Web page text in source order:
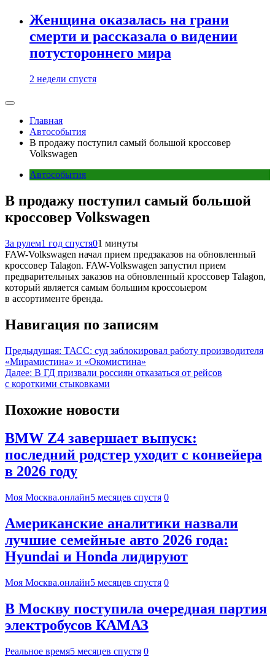
Женщина оказалась на грани
смерти и рассказала о видении
потустороннего мира
2 недели спустя
Главная
Автособытия
В продажу поступил самый большой кроссовер
Volkswagen
Автособытия
В продажу поступил самый большой
кроссовер Volkswagen
За рулем1 год спустя01 минуты
FAW-Volkswagen начал прием предзаказов на обновленный
кроссовер Talagon. FAW-Volkswagen запустил прием
предварительных заказов на обновленный кроссовер Talagon,
который является самым большим кроссоыером
в ассортименте бренда.
Навигация по записям
Предыдущая: ТАСС: суд заблокировал работу производителя
«Мирамистина» и «Окомистина»
Далее: В ГД призвали россиян отказаться от рейсов
с короткими стыковками
Похожие новости
BMW Z4 завершает выпуск:
последний родстер уходит с конвейера
в 2026 году
Моя Москва.онлайн5 месяцев спустя 0
Американские аналитики назвали
лучшие семейные авто 2026 года:
Hyundai и Honda лидируют
Моя Москва.онлайн5 месяцев спустя 0
В Москву поступила очередная партия
электробусов КАМАЗ
Реальное время5 месяцев спустя 0